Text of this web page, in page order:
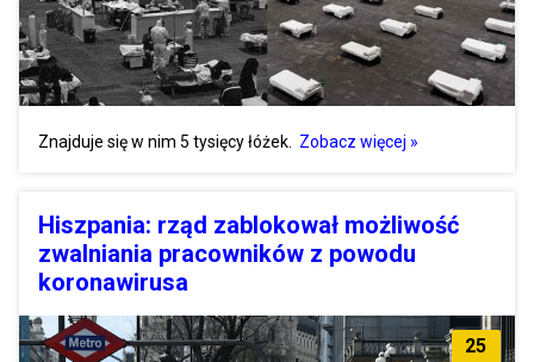
Znajduje się w nim 5 tysięcy łóżek. Zobacz więcej »
Hiszpania: rząd zablokował możliwość
zwalniania pracowników z powodu
koronawirusa
25